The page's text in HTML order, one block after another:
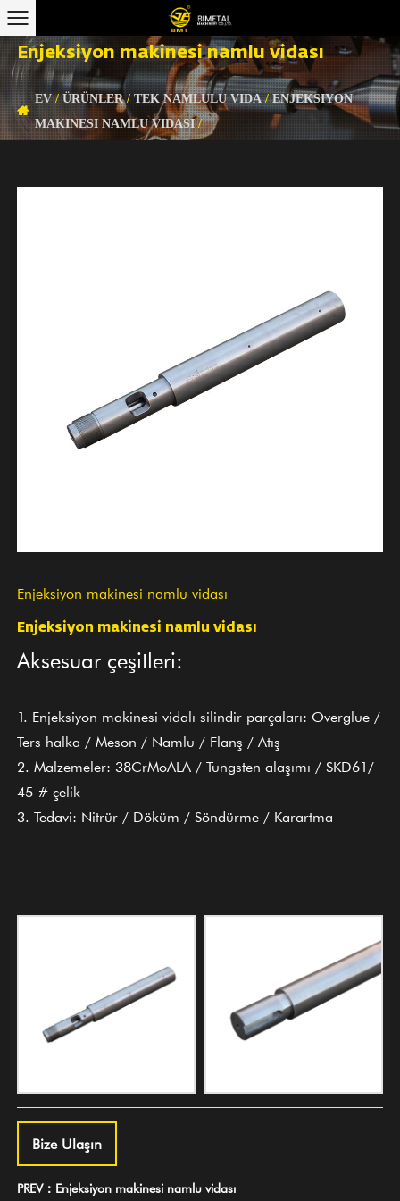
Enjeksiyon makinesi namlu vidası
EV/ÜRÜNLER/TEK NAMLULU VIDA/ENJEKSIYON
MAKINESI NAMLU VIDASI/
Enjeksiyon makinesi namlu vidası
Enjeksiyon makinesi namlu vidası
Aksesuar çeşitleri:
1. Enjeksiyon makinesi vidalı silindir parçaları: Overglue /
Ters halka / Meson / Namlu / Flanş / Atış
2. Malzemeler: 38CrMoALA / Tungsten alaşımı / SKD61/
45 # çelik
3. Tedavi: Nitrür / Döküm / Söndürme / Karartma
Bize Ulaşın
PREV：Enjeksiyon makinesi namlu vidası